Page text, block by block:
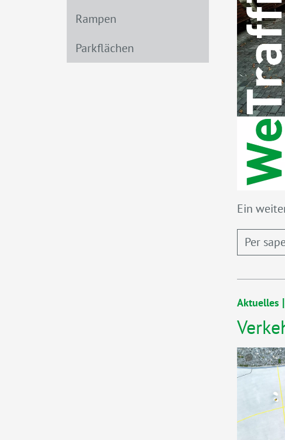
Rampen
Parkflächen
Ein
Per
Aktuelles |